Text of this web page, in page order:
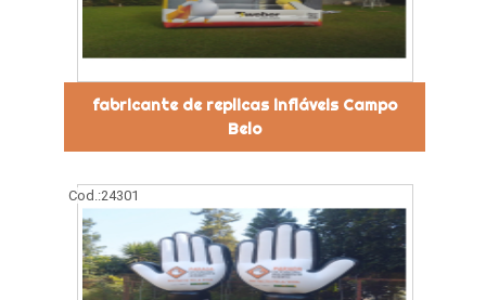
fabricante de replicas infláveis Campo
Belo
Cod.:24301